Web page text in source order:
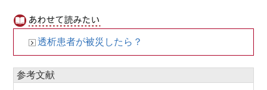
透析患者が被災したら？
参考文献